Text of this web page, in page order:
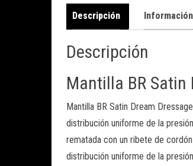
Descripción
Descripción
Mantilla BR Satin
Mantilla BR Satin Dream
distribución uniforme de la
rematada con un ribete de
distribución uniforme de la